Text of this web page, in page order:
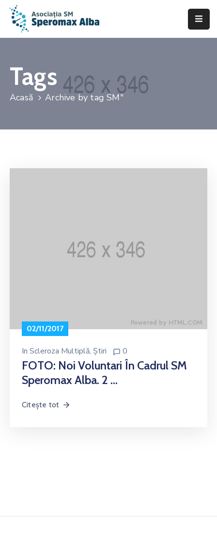
Scleroza
Asistență
Tags
Acasă Archive by tag SM"
02/11/2017
In Scleroza Multiplă‚ Știri 0
FOTO: Noi Voluntari În Cadrul SM
Speromax Alba. 2 …
Citește tot